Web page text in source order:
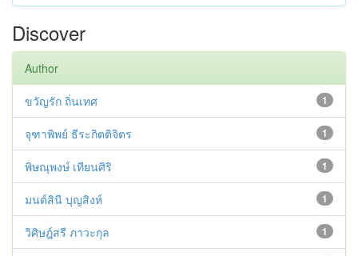
Discover
Author
1
ขวัญรัก ถิ่นเทศ
1
จุฑาพิพย์ ธีระกิตติจิตร
1
พิษณุพงษ์ เทียนศิริ
1
มนต์สินี บุญสิงห์
1
วิศิษฎ์สรี ภาวะกุล